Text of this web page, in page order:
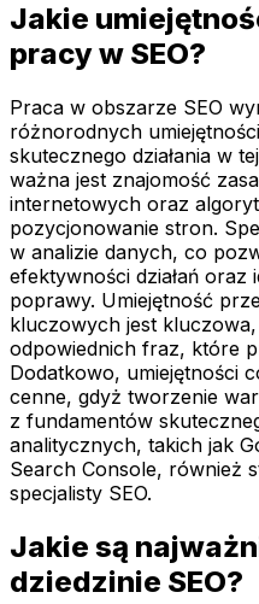
Jakie
pracy w SEO?
Praca w obszarze SEO
różnorodnych
skutecznego działania w
ważna jest znajomość
internetowych oraz
pozycjonowanie stron.
w analizie danych, co
efektywności działań
poprawy. Umiejętność
kluczowych jest
odpowiednich fraz, które
Dodatkowo, umiejętności
cenne, gdyż tworzenie
z fundamentów
analitycznych, takich jak
Search Console, również
specjalisty SEO.
Jakie są
dziedzinie SEO?